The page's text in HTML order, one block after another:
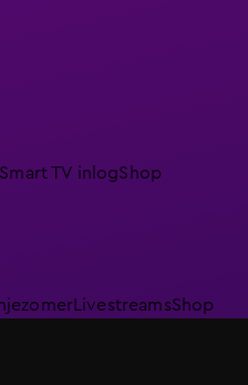
Smart TV inlogShop
LivestreamsShop